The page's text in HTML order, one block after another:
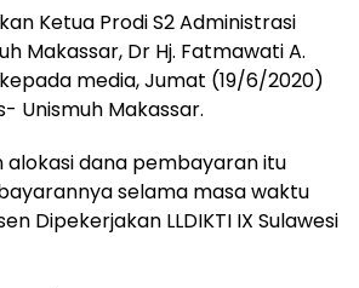
Ketua Prodi S2 Administrasi
Makassar, Dr Hj. Fatmawati A.
media, Jumat (19/6/2020)
Unismuh Makassar.
alokasi dana pembayaran itu
selama masa waktu
Dipekerjakan LLDIKTI IX Sulawesi